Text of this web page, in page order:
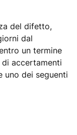
del difetto,
dal
un termine
di accertamenti
uno dei seguenti